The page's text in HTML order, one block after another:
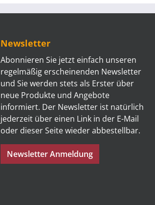
Newsletter
Abonnieren Sie jetzt einfach unseren
regelmäßig erscheinenden Newsletter
und Sie werden stets als Erster über
neue Produkte und Angebote
informiert. Der Newsletter ist natürlich
jederzeit über einen Link in der E-Mail
oder dieser Seite wieder abbestellbar.
Newsletter Anmeldung